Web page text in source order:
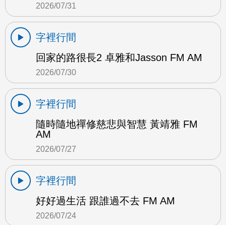
2026/07/31
字裡行間
回家的路很長2 卓雅和Jasson FM AM
2026/07/30
字裡行間
隨時隨地禪修慈悲與智慧 黃靖雅 FM
AM
2026/07/27
字裡行間
好好過生活 跟誰過不去 FM AM
2026/07/24